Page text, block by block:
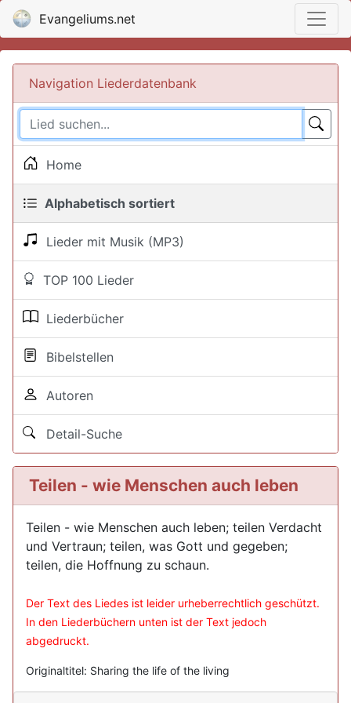
Evangeliums.net
Navigation Liederdatenbank
Home
Alphabetisch sortiert
Lieder mit Musik (MP3)
TOP 100 Lieder
Liederbücher
Bibelstellen
Autoren
Detail-Suche
Teilen - wie Menschen auch leben
Teilen - wie Menschen auch leben; teilen Verdacht
und Vertraun; teilen, was Gott und gegeben;
teilen, die Hoffnung zu schaun.
Der Text des Liedes ist leider urheberrechtlich geschützt.
In den Liederbüchern unten ist der Text jedoch
abgedruckt.
Originaltitel: Sharing the life of the living